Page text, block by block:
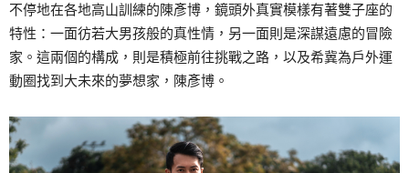
不停地在各地高山訓練的陳彥博，鏡頭外真實模樣有著雙子座的
特性：一面彷若大男孩般的真性情，另一面則是深謀遠慮的冒險
家。這兩個的構成，則是積極前往挑戰之路，以及希冀為戶外運
動圈找到大未來的夢想家，陳彥博。